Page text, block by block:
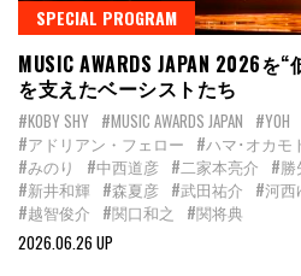
SPECIAL PROGRAM
MUSIC AWARDS JAPAN 2026
を支えたベーシストたち
#KOBY SHY #MUSIC AWARDS JAPAN #YOH
#アドリアン・フェロー #ハマ･オカモ
#みのり
#中西道彦 #二家本亮介 #勝
#新井和輝 #森夏彦 #武田祐介 #河西
#越智俊介 #関口和之
#関将典
2026.06.26 UP